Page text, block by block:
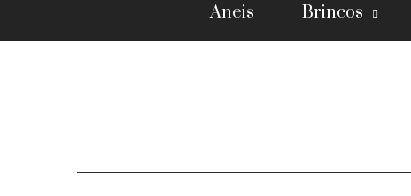
Aneis Brincos